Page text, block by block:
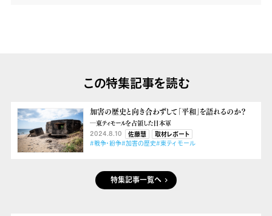
この特集記事を読む
加害の歴史と向き合わずして「平和」を語れるのか？
―東ティモールを占領した日本軍
2024.8.10 佐藤慧
取材レポート
#戦争・紛争#加害の歴史#東ティモール
特集記事一覧へ